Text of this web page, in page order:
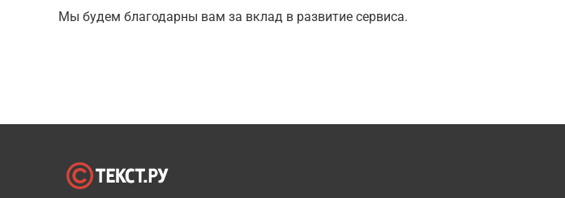
Мы будем благодарны вам за вклад в развитие сервиса.